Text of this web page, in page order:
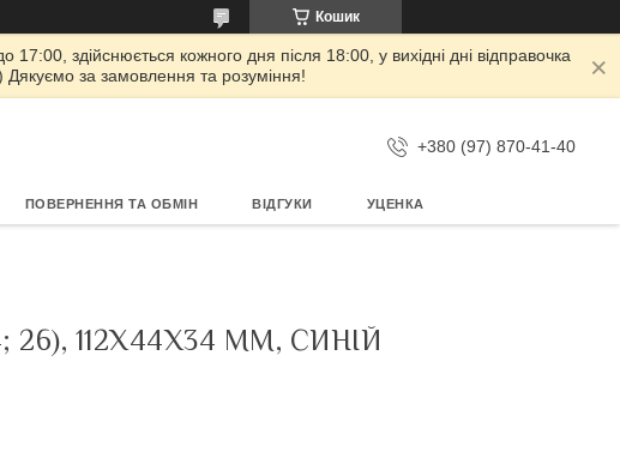
Кошик
здійснюється кожного дня після 18:00, у вихідні дні відправочка
Дякуємо за замовлення та розуміння!
+380 (97) 870-41-40
ПОВЕРНЕННЯ ТА ОБМІН ВІДГУКИ УЦЕНКА
112Х44Х34 ММ, СИНІЙ